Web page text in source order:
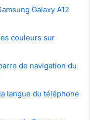
Galaxy A12
couleurs sur
de navigation du
langue du téléphone